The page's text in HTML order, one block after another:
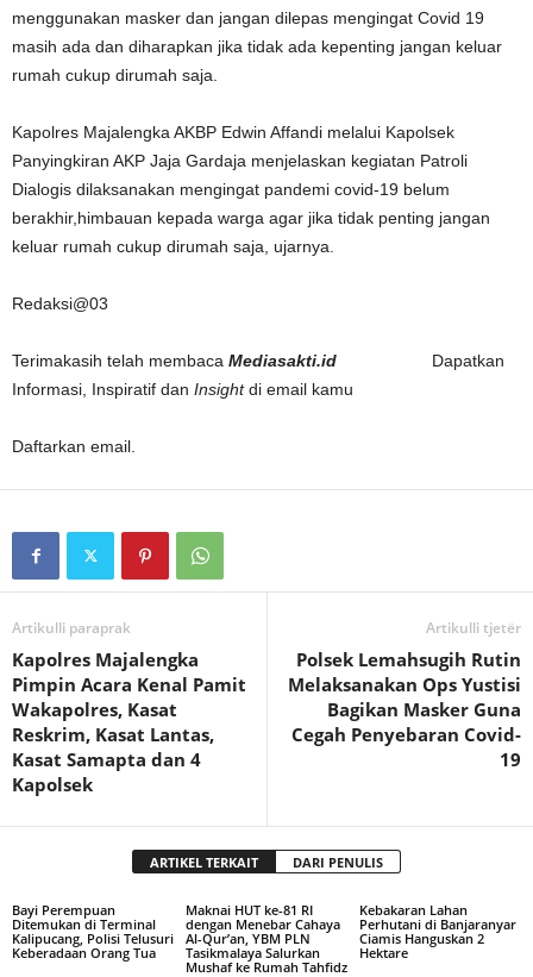
menggunakan masker dan jangan dilepas mengingat Covid 19
masih ada dan diharapkan jika tidak ada kepenting jangan keluar
rumah cukup dirumah saja.
Kapolres Majalengka AKBP Edwin Affandi melalui Kapolsek
Panyingkiran AKP Jaja Gardaja menjelaskan kegiatan Patroli
Dialogis dilaksanakan mengingat pandemi covid-19 belum
berakhir,himbauan kepada warga agar jika tidak penting jangan
keluar rumah cukup dirumah saja, ujarnya.
Redaksi@03
Terimakasih telah membaca Mediasakti.id Dapatkan
Informasi, Inspiratif dan Insightdi email kamu
Daftarkan email.
Artikulli paraprak
Kapolres Majalengka
Pimpin Acara Kenal Pamit
Wakapolres, Kasat
Reskrim, Kasat Lantas,
Kasat Samapta dan 4
Kapolsek
Artikulli tjetër
Polsek Lemahsugih Rutin
Melaksanakan Ops Yustisi
Bagikan Masker Guna
Cegah Penyebaran Covid-
19
ARTIKEL TERKAIT DARI PENULIS
Bayi Perempuan
Ditemukan di Terminal
Kalipucang, Polisi Telusuri
Keberadaan Orang Tua
Maknai HUT ke-81 RI
dengan Menebar Cahaya
Al-Qur’an, YBM PLN
Tasikmalaya Salurkan
Mushaf ke Rumah Tahfidz
Kebakaran Lahan
Perhutani di Banjaranyar
Ciamis Hanguskan 2
Hektare